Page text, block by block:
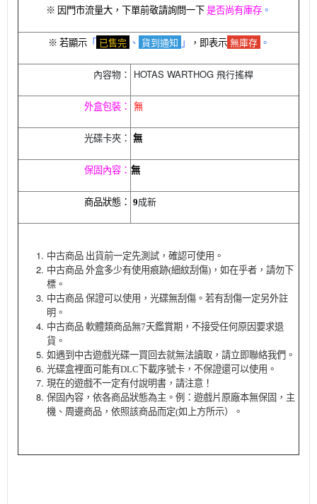
※ 因門市流量大，下單前敬請詢問一下 是否尚有庫存 。
※ 若顯示「已售完 、 貨到通知 」 ，即表示無庫存 。
內容物： HOTAS WARTHOG 飛行搖桿
外盒包裝： 無
光碟卡夾： 無
保固內容： 無
商品狀態： 9成新
中古商品 出貨前一定先測試，確認可使用。
中古商品 外盒多少有使用痕跡(細紋刮傷)，如在乎者，請勿下
標。
中古商品 保證可以使用，光碟無刮傷。若有刮傷一定另外註
明。
中古商品 軟體類商品無7天鑑賞期，不接受任何原因要求退
貨。
如遇到中古遊戲光碟一買回去就無法讀取，請立即聯絡我們。
光碟盒裡面可能有DLC下載序號卡，不保證還可以使用。
現在的遊戲不一定有付說明書，請注意！
保固內容，依各商品狀態為主。例：遊戲片原廠本無保固，主
機、周邊商品，依照該商品而定(如上方所示）。